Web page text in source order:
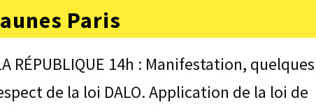
Paris
RÉPUBLIQUE 14h : Manifestation, quelques
de la loi DALO. Application de la loi de